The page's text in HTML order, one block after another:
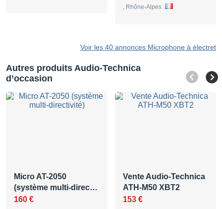
, Rhône-Alpes
Voir les 40 annonces Microphone à électret
Autres produits Audio-Technica
d’occasion
Micro AT-2050
(système multi-direc…
160 €
Vente Audio-Technica
ATH-M50 XBT2
153 €